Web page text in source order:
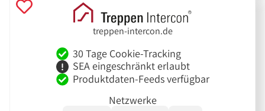
treppen-intercon.de
30 Tage Cookie-Tracking
SEA eingeschränkt erlaubt
Produktdaten-Feeds verfügbar
Netzwerke